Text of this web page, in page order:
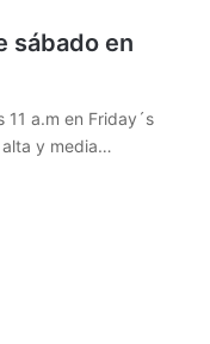
sábado en
11 a.m en Friday´s
y media…